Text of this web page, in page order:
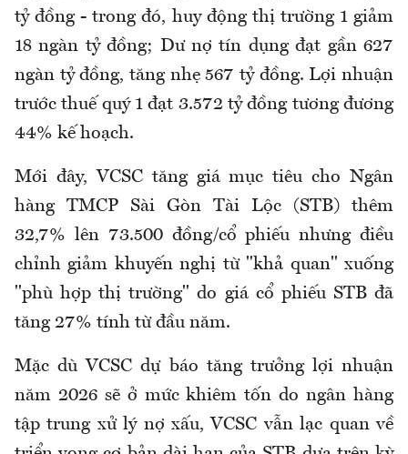
tỷ đồng - trong đó, huy động thị trường 1 giảm
18 ngàn tỷ đồng; Dư nợ tín dụng đạt gần 627
ngàn tỷ đồng, tăng nhẹ 567 tỷ đồng. Lợi nhuận
trước thuế quý 1 đạt 3.572 tỷ đồng tương đương
44% kế hoạch.
Mới đây, VCSC tăng giá mục tiêu cho Ngân
hàng TMCP Sài Gòn Tài Lộc (STB) thêm
32,7% lên 73.500 đồng/cổ phiếu nhưng điều
chỉnh giảm khuyến nghị từ "khả quan" xuống
"phù hợp thị trường" do giá cổ phiếu STB đã
tăng 27% tính từ đầu năm.
Mặc dù VCSC dự báo tăng trưởng lợi nhuận
năm 2026 sẽ ở mức khiêm tốn do ngân hàng
tập trung xử lý nợ xấu, VCSC vẫn lạc quan về